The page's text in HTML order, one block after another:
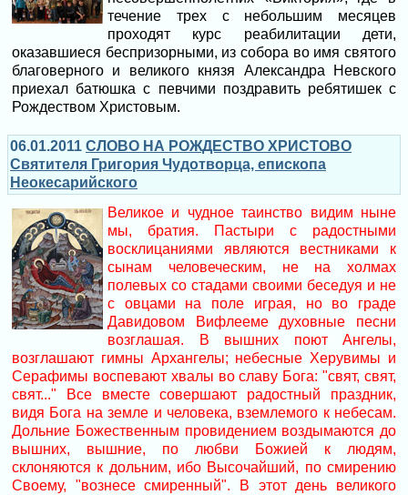
течение трех с небольшим месяцев
проходят курс реабилитации дети,
оказавшиеся беспризорными, из собора во имя святого
благоверного и великого князя Александра Невского
приехал батюшка с певчими поздравить ребятишек с
Рождеством Христовым.
06.01.2011 СЛОВО НА РОЖДЕСТВО ХРИСТОВО
Святителя Григория Чудотворца, епископа
Неокесарийского
Великое и чудное таинство видим ныне
мы, братия. Пастыри с радостными
восклицаниями являются вестниками к
сынам человеческим, не на холмах
полевых со стадами своими беседуя и не
с овцами на поле играя, но во граде
Давидовом Вифлееме духовные песни
возглашая. В вышних поют Ангелы,
возглашают гимны Архангелы; небесные Херувимы и
Серафимы воспевают хвалы во славу Бога: "свят, свят,
свят..." Все вместе совершают радостный праздник,
видя Бога на земле и человека, вземлемого к небесам.
Дольние Божественным провидением воздымаются до
вышних, вышние, по любви Божией к людям,
склоняются к дольним, ибо Высочайший, по смирению
Своему, "вознесе смиренный". В этот день великого